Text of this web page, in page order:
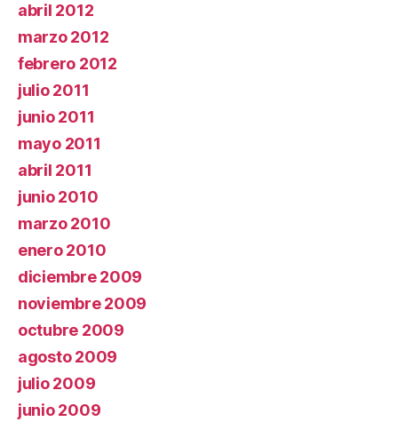
abril 2012
marzo 2012
febrero 2012
julio 2011
junio 2011
mayo 2011
abril 2011
junio 2010
marzo 2010
enero 2010
diciembre 2009
noviembre 2009
octubre 2009
agosto 2009
julio 2009
junio 2009